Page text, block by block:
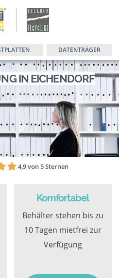
DATENTRÄGER
IN EICHENDORF
4,9 von 5 Sternen
Komfortabel
Behälter stehen bis zu
10 Tagen mietfrei zur
Verfügung